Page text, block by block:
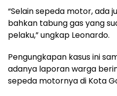
“Selain sepeda motor, ada
bahkan tabung gas yang
pelaku,” ungkap Leonardo.
Pengungkapan kasus ini
adanya laporan warga
sepeda motornya di Kota